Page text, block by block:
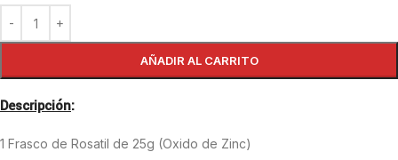
AÑADIR AL CARRITO
Descripción:
1 Frasco de Rosatil de 25g (Oxido de Zinc)